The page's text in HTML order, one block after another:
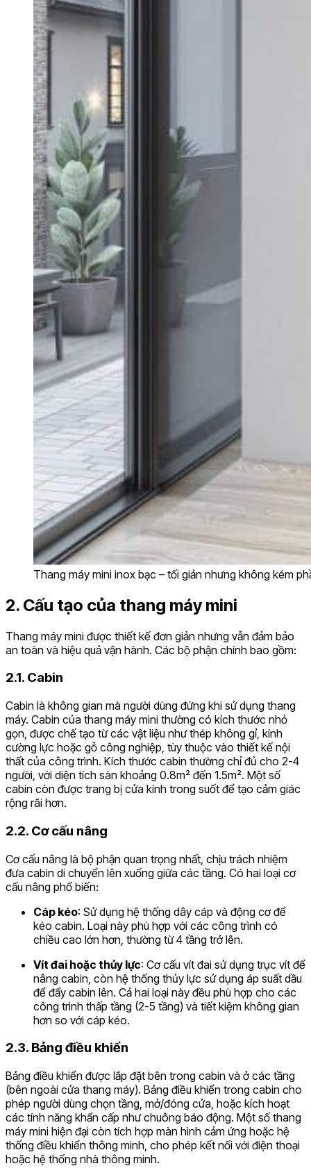
Thang máy mini inox bạc – tối giản nhưng không kém
2. Cấu tạo của thang máy mini
Thang máy mini được thiết kế đơn giản nhưng vẫn đảm bảo
an toàn và hiệu quả vận hành. Các bộ phận chính bao gồm:
2.1. Cabin
Cabin là không gian mà người dùng đứng khi sử dụng thang
máy. Cabin của thang máy mini thường có kích thước nhỏ
gọn, được chế tạo từ các vật liệu như thép không gỉ, kính
cường lực hoặc gỗ công nghiệp, tùy thuộc vào thiết kế nội
thất của công trình. Kích thước cabin thường chỉ đủ cho 2-4
người, với diện tích sàn khoảng 0.8m² đến 1.5m². Một số
cabin còn được trang bị cửa kính trong suốt để tạo cảm giác
rộng rãi hơn.
2.2. Cơ cấu nâng
Cơ cấu nâng là bộ phận quan trọng nhất, chịu trách nhiệm
đưa cabin di chuyển lên xuống giữa các tầng. Có hai loại cơ
cấu nâng phổ biến:
Cáp kéo: Sử dụng hệ thống dây cáp và động cơ để
kéo cabin. Loại này phù hợp với các công trình có
chiều cao lớn hơn, thường từ 4 tầng trở lên.
Vít đai hoặc thủy lực: Cơ cấu vít đai sử dụng trục vít để
nâng cabin, còn hệ thống thủy lực sử dụng áp suất dầu
để đẩy cabin lên. Cả hai loại này đều phù hợp cho các
công trình thấp tầng (2-5 tầng) và tiết kiệm không gian
hơn so với cáp kéo.
2.3. Bảng điều khiển
Bảng điều khiển được lắp đặt bên trong cabin và ở các tầng
(bên ngoài cửa thang máy). Bảng điều khiển trong cabin cho
phép người dùng chọn tầng, mở/đóng cửa, hoặc kích hoạt
các tính năng khẩn cấp như chuông báo động. Một số thang
máy mini hiện đại còn tích hợp màn hình cảm ứng hoặc hệ
thống điều khiển thông minh, cho phép kết nối với điện thoại
hoặc hệ thống nhà thông minh.